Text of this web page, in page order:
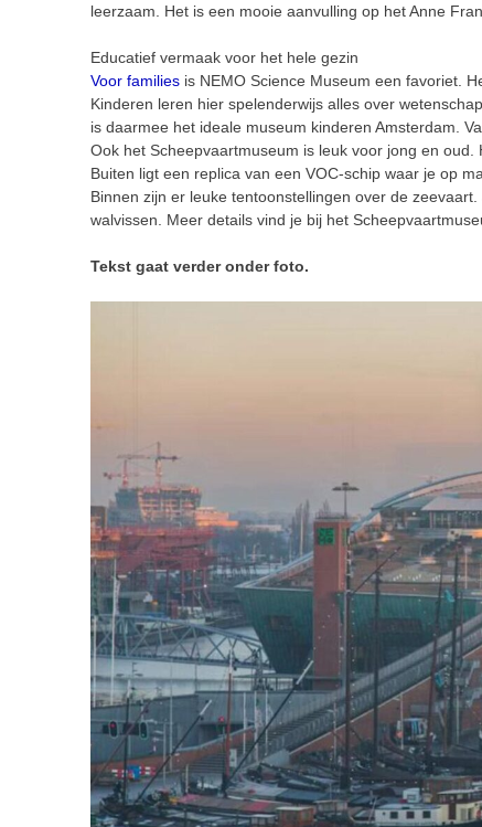
leerzaam. Het is een mooie aanvulling op het Anne
Educatief vermaak voor het hele gezin
Voor families is NEMO Science Museum een favoriet.
Kinderen leren hier spelenderwijs alles over
is daarmee het ideale museum kinderen Amsterdam.
Ook het Scheepvaartmuseum is leuk voor jong en
Buiten ligt een replica van een VOC-schip waar je op
Binnen zijn er leuke tentoonstellingen over de
walvissen. Meer details vind je bij het
Tekst gaat verder onder foto.